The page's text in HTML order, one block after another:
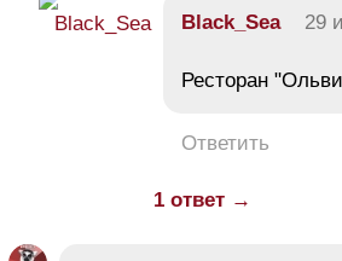
Black_Sea 29
Ресторан
Ответить
1 ответ →